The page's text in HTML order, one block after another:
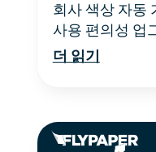
회사 색상 자동
사용 편의성 업
더 읽기